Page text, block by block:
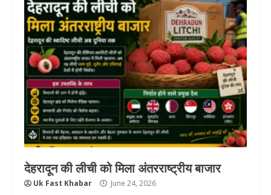
देहरादून की लीची को मिला अंतरराष्ट्रीय बाजार
Uk Fast Khabar June 24, 2026